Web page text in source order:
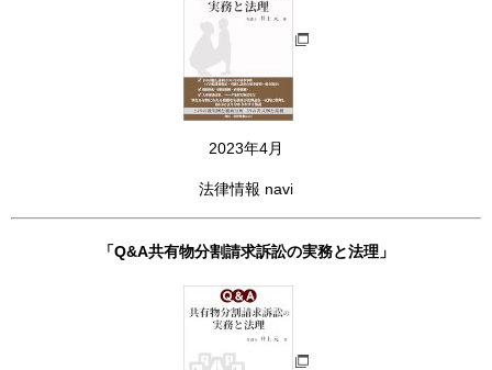
2023年4月
法律情報 navi
「Q&A共有物分割請求訴訟の実務と法理」